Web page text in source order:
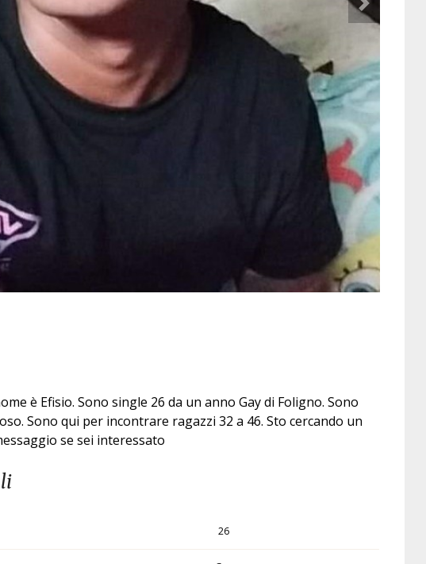
è Efisio. Sono single 26 da un anno Gay di Foligno. Sono
Sono qui per incontrare ragazzi 32 a 46. Sto cercando un
se sei interessato
26